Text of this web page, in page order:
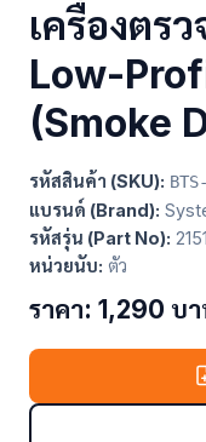
เครื่องตร
Low-
(Smoke
รหัสสินค้า (SKU):
แบรนด์ (Brand):
รหัสรุ่น (Part No): 2151
หน่วยนับ: ตัว
ราคา: 1,290 บ